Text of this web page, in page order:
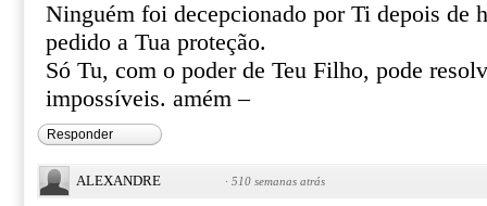
Ninguém foi decepcionado por Ti depois de
pedido a Tua proteção.
Só Tu, com o poder de Teu Filho, pode
impossíveis. amém –
Responder
ALEXANDRE · 510 semanas atrás